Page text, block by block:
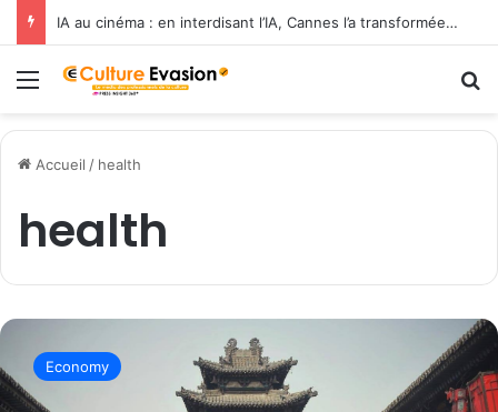
IA au cinéma : en interdisant l’IA, Cannes l’a transformée en label de luxe
Menu
Accueil / health
health
W
e
Economy